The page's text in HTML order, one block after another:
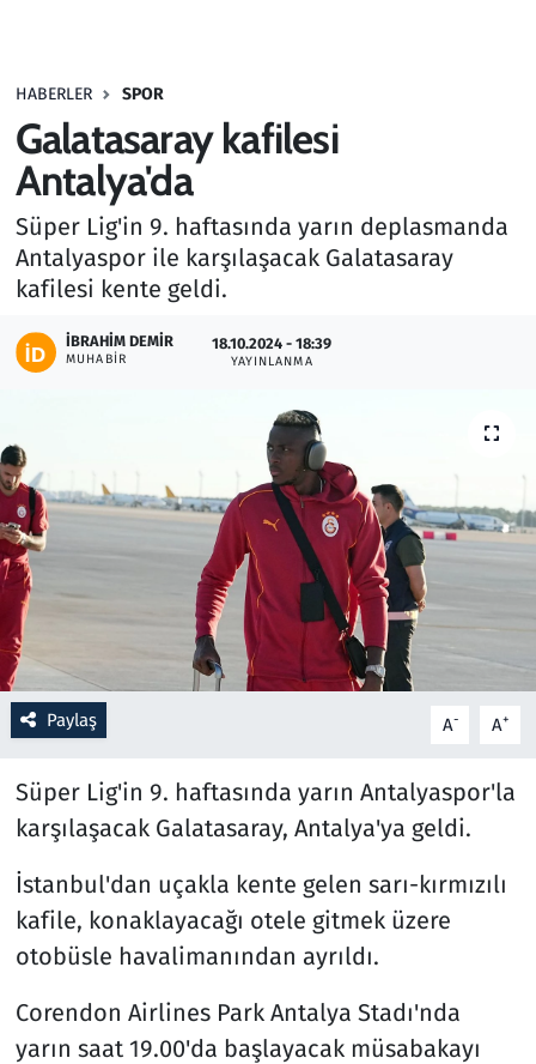
HABERLER SPOR
Galatasaray kafilesi
Antalya'da
Süper Lig'in 9. haftasında yarın deplasmanda
Antalyaspor ile karşılaşacak Galatasaray
kafilesi kente geldi.
İBRAHIM DEMIR
MUHABIR
18.10.2024 - 18:39
YAYINLANMA
Paylaş A- A+
Süper Lig'in 9. haftasında yarın Antalyaspor'la
karşılaşacak Galatasaray, Antalya'ya geldi.
İstanbul'dan uçakla kente gelen sarı-kırmızılı
kafile, konaklayacağı otele gitmek üzere
otobüsle havalimanından ayrıldı.
Corendon Airlines Park Antalya Stadı'nda
yarın saat 19.00'da başlayacak müsabakayı
Haber
Kültür Sanat
Kurumsal Haberler
Lezzet Durağı
Memur ve Kamu
Resmi İlanlar
Rüya Tabirleri
Sağlık
Savunma Sanayi
Seçim 2023
Spor
Teknoloji ve Bilim
Televizyon